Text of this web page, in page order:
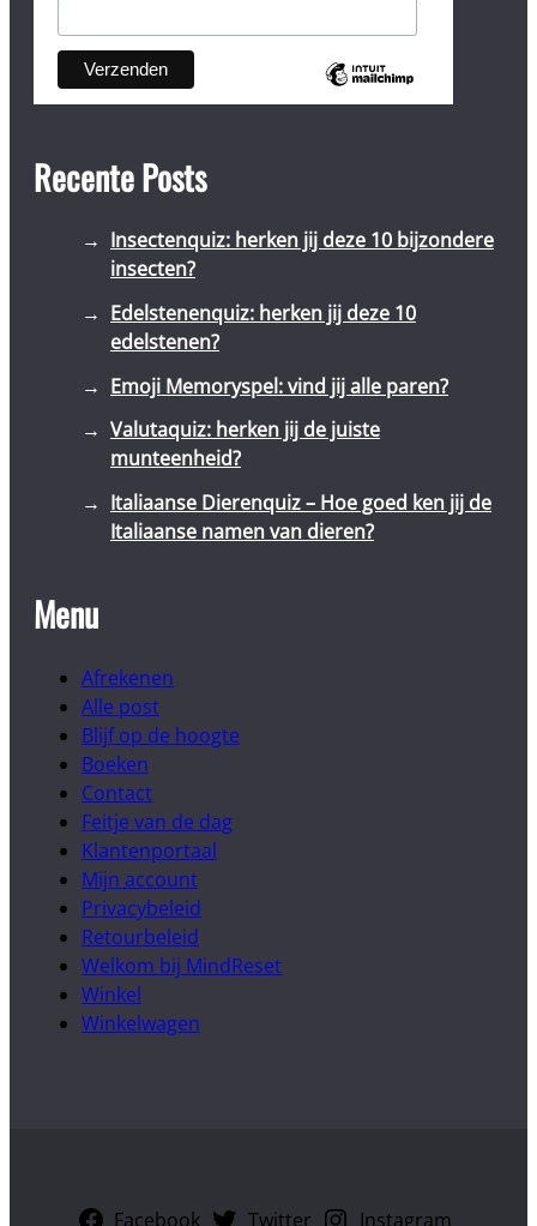
Recente Posts
Insectenquiz: herken jij deze 10 bijzondere
insecten?
Edelstenenquiz: herken jij deze 10
edelstenen?
Emoji Memoryspel: vind jij alle paren?
Valutaquiz: herken jij de juiste
munteenheid?
Italiaanse Dierenquiz – Hoe goed ken jij de
Italiaanse namen van dieren?
Menu
Afrekenen
Alle post
Blijf op de hoogte
Boeken
Contact
Feitje van de dag
Klantenportaal
Mijn account
Privacybeleid
Retourbeleid
Welkom bij MindReset
Winkel
Winkelwagen
Facebook Twitter Instagram